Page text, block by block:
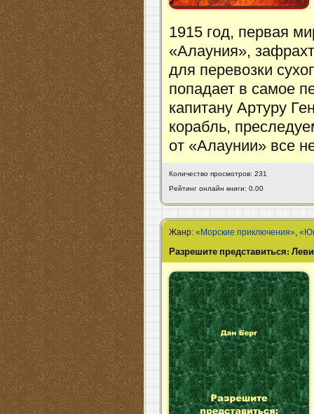
1915 год, первая
«Алауния»,
для перевозки
попадает в самое
капитану Артуру
корабль,
от «Алаунии» все
Количество просмотров: 231
Рейтинг онлайн книги: 0.00
Жанр:«Морские приключения»,
Разрешите представиться: